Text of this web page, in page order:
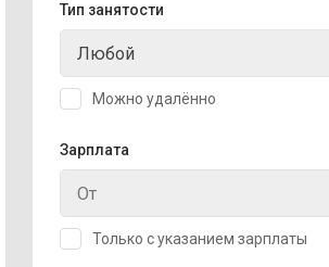
Тип занятости
Любой
Можно удалённо
Зарплата
Только с указанием зарплаты